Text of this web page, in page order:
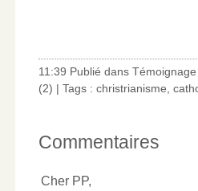
11:39 Publié dans
(2) | Tags : christrianisme
Commentaires
Cher PP,